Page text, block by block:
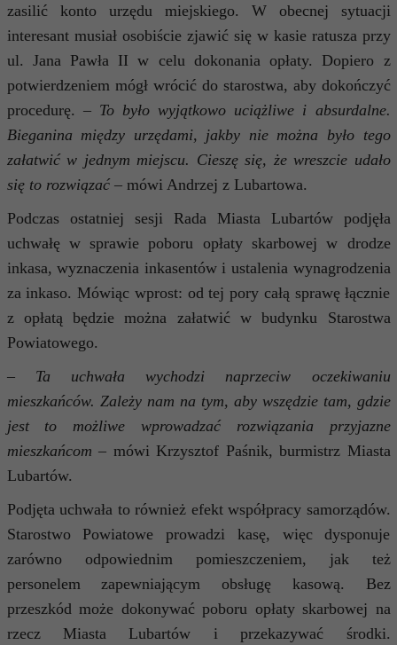
zasilić konto urzędu miejskiego. W obecnej sytuacji
interesant musiał osobiście zjawić się w kasie ratusza przy
ul. Jana Pawła II w celu dokonania opłaty. Dopiero z
potwierdzeniem mógł wrócić do starostwa, aby dokończyć
procedurę. –To było wyjątkowo uciążliwe i absurdalne.
Bieganina między urzędami, jakby nie można było tego
załatwić w jednym miejscu. Cieszę się, że wreszcie udało
się to rozwiązać – mówi Andrzej z Lubartowa.
Podczas ostatniej sesji Rada Miasta Lubartów podjęła
uchwałę w sprawie poboru opłaty skarbowej w drodze
inkasa, wyznaczenia inkasentów i ustalenia wynagrodzenia
za inkaso. Mówiąc wprost: od tej pory całą sprawę łącznie
z opłatą będzie można załatwić w budynku Starostwa
Powiatowego.
–Ta uchwała wychodzi naprzeciw oczekiwaniu
mieszkańców. Zależy nam na tym, aby wszędzie tam, gdzie
jest to możliwe wprowadzać rozwiązania przyjazne
mieszkańcom – mówi Krzysztof Paśnik, burmistrz Miasta
Lubartów.
Podjęta uchwała to również efekt współpracy samorządów.
Starostwo Powiatowe prowadzi kasę, więc dysponuje
zarówno odpowiednim pomieszczeniem, jak też
personelem zapewniającym obsługę kasową. Bez
przeszkód może dokonywać poboru opłaty skarbowej na
rzecz Miasta Lubartów i przekazywać środki.